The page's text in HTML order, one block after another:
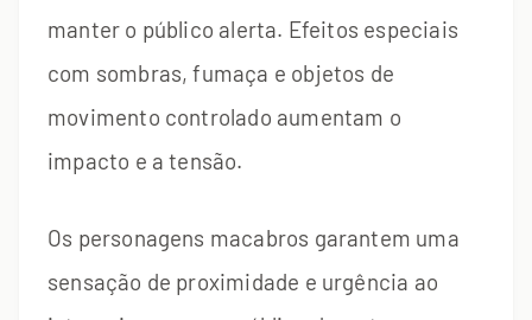
manter o público alerta. Efeitos especiais
com sombras, fumaça e objetos de
movimento controlado aumentam o
impacto e a tensão.
Os personagens macabros garantem uma
sensação de proximidade e urgência ao